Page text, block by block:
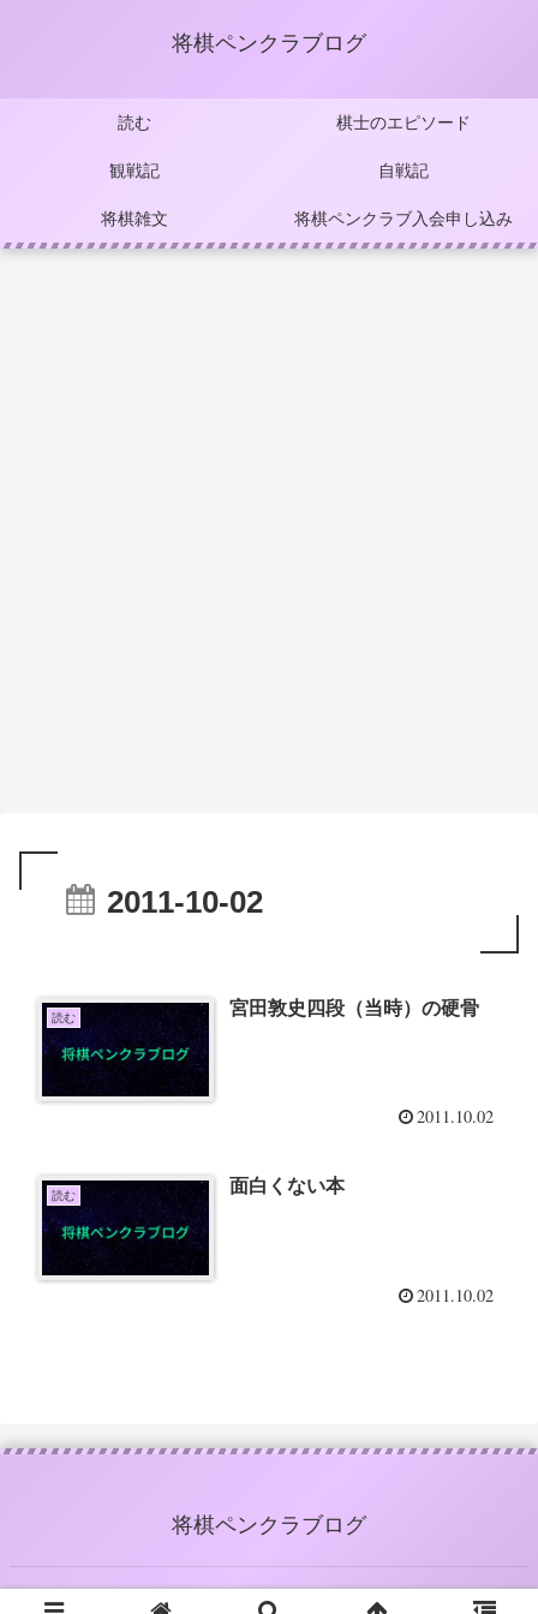
将棋ペンクラブログ
読む 棋士のエピソード
観戦記 自戦記
将棋雑文 将棋ペンクラブ入会申し込み
2011-10-02
読む 宮田敦史四段（当時）の硬骨
2011.10.02
読む 面白くない本
2011.10.02
将棋ペンクラブログ